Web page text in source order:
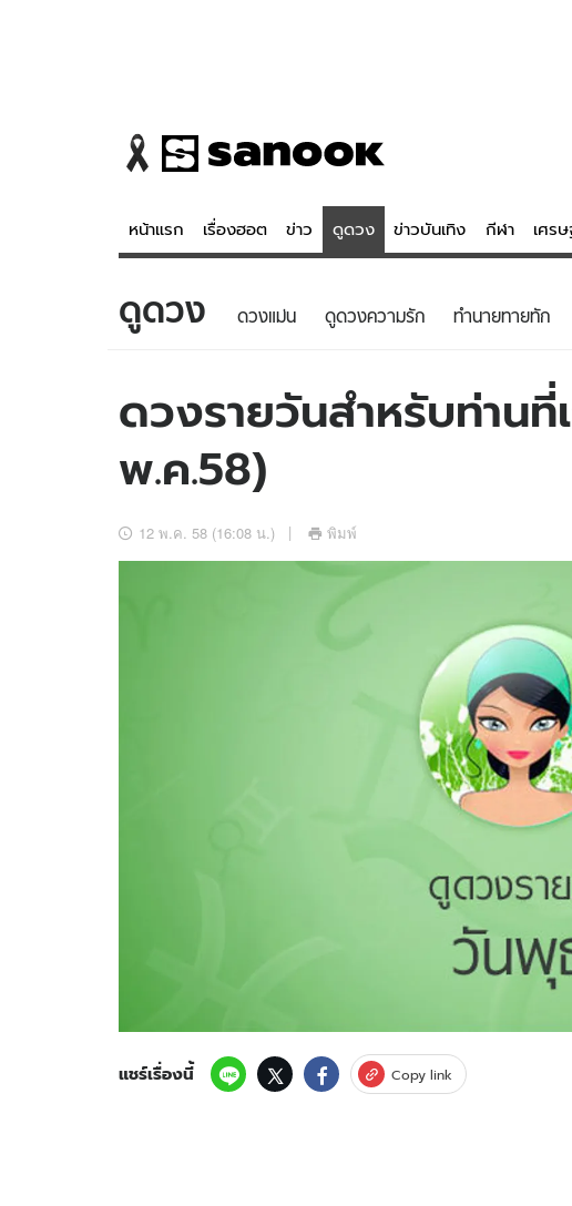
หน้าแรก เรื่องฮอต ข่าว ดูดวง ข่าวบันเทิง กีฬา เศร
ข่าว
ข่าวบันเทิง
ข่าวกีฬา
ข่าวเศรษฐกิจ
อัปเดตจีน
เช็กข่าวชัวร์
ดูดวง - ตรวจหวย
สถิติหวยไทย
ติดตามสนุกโซเชียลได้ที่
ดูดวง ดวงแม่น ดูดวงความรัก ทํานายทายทัก
ดวงรายวันสำหรับท่าน
พ.ค.58)
12 พ.ค. 58 (16:08 น.) พิมพ์
แชร์เรื่องนี้ Copy link